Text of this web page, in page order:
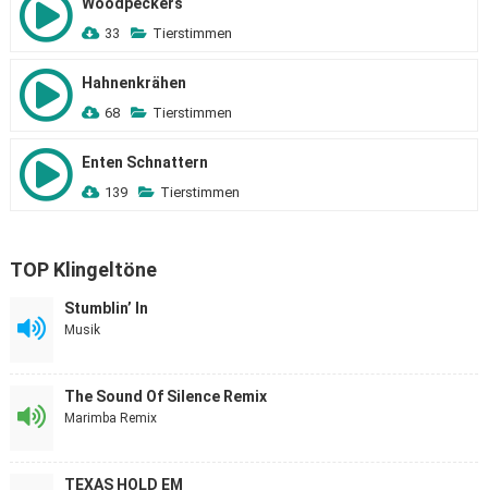
33 Tierstimmen
Hahnenkrähen
68 Tierstimmen
Enten Schnattern
139 Tierstimmen
TOP Klingeltöne
Stumblin’ In
Musik
The Sound Of Silence Remix
Marimba Remix
TEXAS HOLD EM